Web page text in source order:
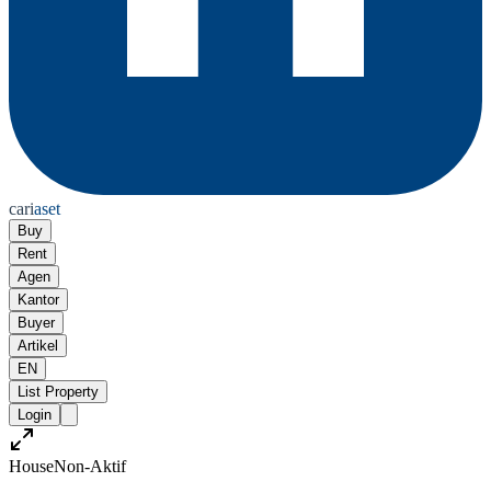
cariaset
Buy
Rent
Agen
Kantor
Buyer
Artikel
EN
List Property
Login
HouseNon-Aktif